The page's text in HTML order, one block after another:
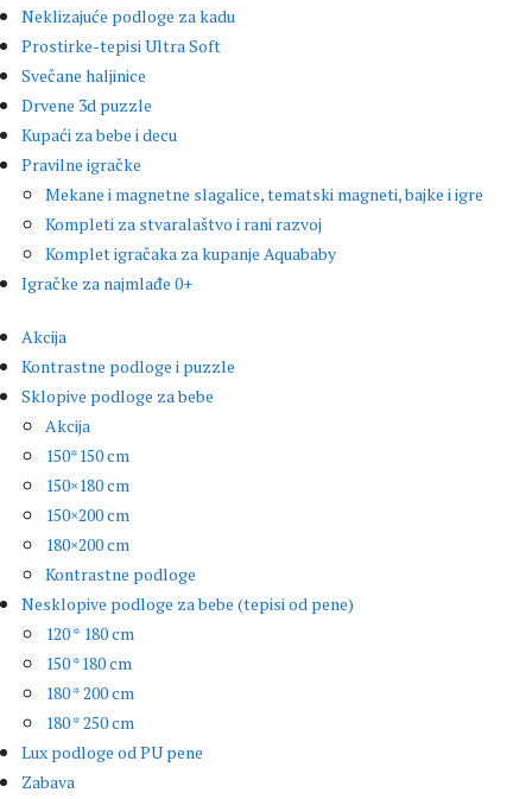
Neklizajuće podloge za kadu
Prostirke-tepisi Ultra Soft
Svečane haljinice
Drvene 3d puzzle
Kupaći za bebe i decu
Pravilne igračke
Mekane i magnetne slagalice, tematski magneti, bajke i igre
Kompleti za stvaralaštvo i rani razvoj
Komplet igračaka za kupanje Aquababy
Igračke za najmlađe 0+
Akcija
Kontrastne podloge i puzzle
Sklopive podloge za bebe
Akcija
150*150 cm
150×180 cm
150×200 cm
180×200 cm
Kontrastne podloge
Nesklopive podloge za bebe (tepisi od pene)
120 * 180 cm
150 *180 cm
180 * 200 cm
180 * 250 cm
Lux podloge od PU pene
Zabava